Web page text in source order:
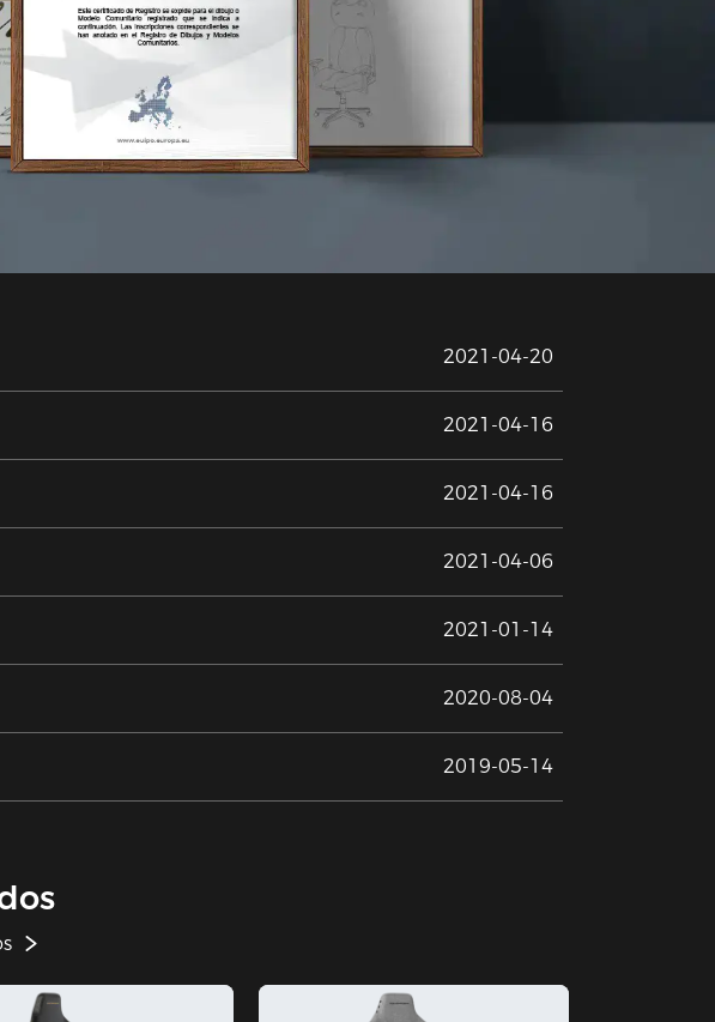
2021-04-20
2021-04-16
2021-04-16
2021-04-06
2021-01-14
2020-08-04
2019-05-14